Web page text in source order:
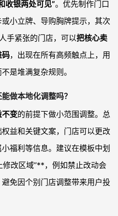
收银两处可见”。优先制作门口
小立牌、导购胸牌提示，其次
手紧张的门店，可以把核心卖
码，出现在所有高频触点上，用
是堆满复杂规则。
做本地化调整吗？
不变的前提下做小范围调整。总
益和关键文案，门店可以更改
福利等信息。建议在模板中划
修改区域”**，例如禁止改动会
免因个别门店调整带来用户投